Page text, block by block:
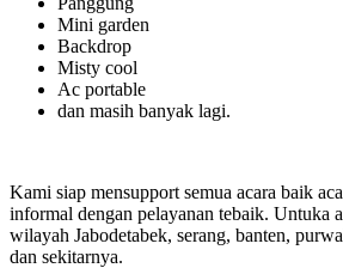
Mini garden
Backdrop
Misty cool
Ac portable
dan masih banyak lagi.
Kami siap mensupport semua acara baik
informal dengan pelayanan tebaik. Untuka
wilayah Jabodetabek, serang, banten,
dan sekitarnya.